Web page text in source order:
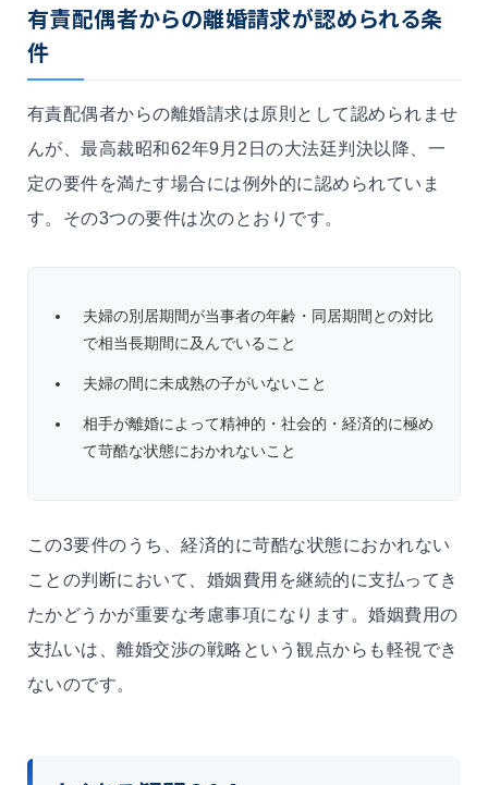
有責配偶者からの離婚請求が認められる条
件
有責配偶者からの離婚請求は原則として認められませ
んが、最高裁昭和62年9月2日の大法廷判決以降、一
定の要件を満たす場合には例外的に認められていま
す。その3つの要件は次のとおりです。
夫婦の別居期間が当事者の年齢・同居期間との対比
で相当長期間に及んでいること
夫婦の間に未成熟の子がいないこと
相手が離婚によって精神的・社会的・経済的に極め
て苛酷な状態におかれないこと
この3要件のうち、経済的に苛酷な状態におかれない
ことの判断において、婚姻費用を継続的に支払ってき
たかどうかが重要な考慮事項になります。婚姻費用の
支払いは、離婚交渉の戦略という観点からも軽視でき
ないのです。